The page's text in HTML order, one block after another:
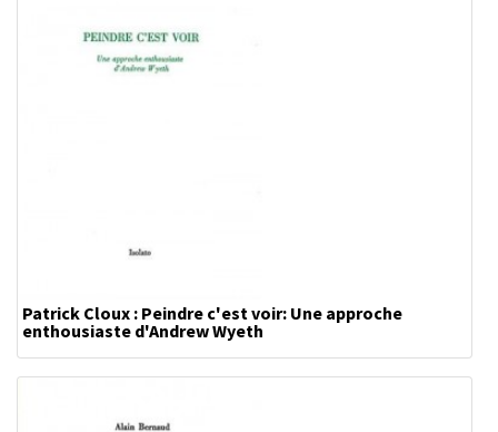
Patrick Cloux : Peindre c'est voir: Une approche
enthousiaste d'Andrew Wyeth